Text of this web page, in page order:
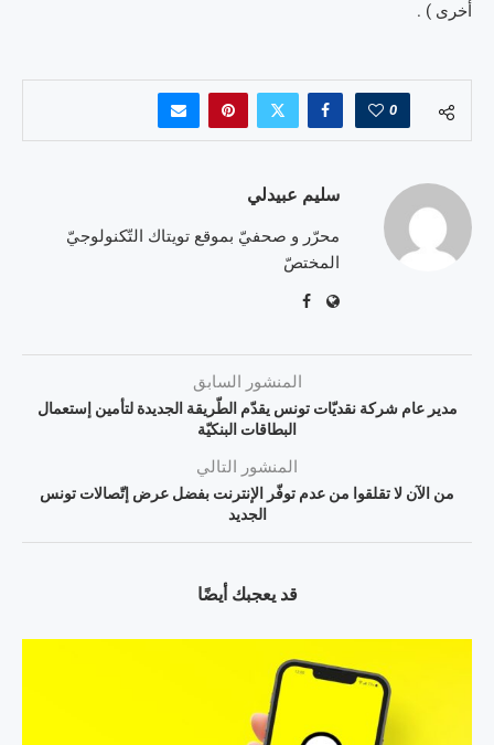
أخرى ) .
0
سليم عبيدلي
محرّر و صحفيّ بموقع تويتاك التّكنولوجيّ
المختصّ
المنشور السابق
مدير عام شركة نقديّات تونس يقدّم الطّريقة الجديدة لتأمين إستعمال
البطاقات البنكيّة
المنشور التالي
من الآن لا تقلقوا من عدم توفّر الإنترنت بفضل عرض إتّصالات تونس
الجديد
قد يعجبك أيضًا